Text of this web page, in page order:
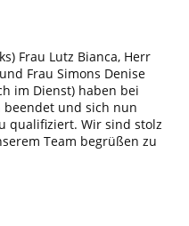
Frau Lutz Bianca, Herr
Frau Simons Denise
im Dienst) haben bei
und sich nun
qualifiziert. Wir sind stolz
Team begrüßen zu